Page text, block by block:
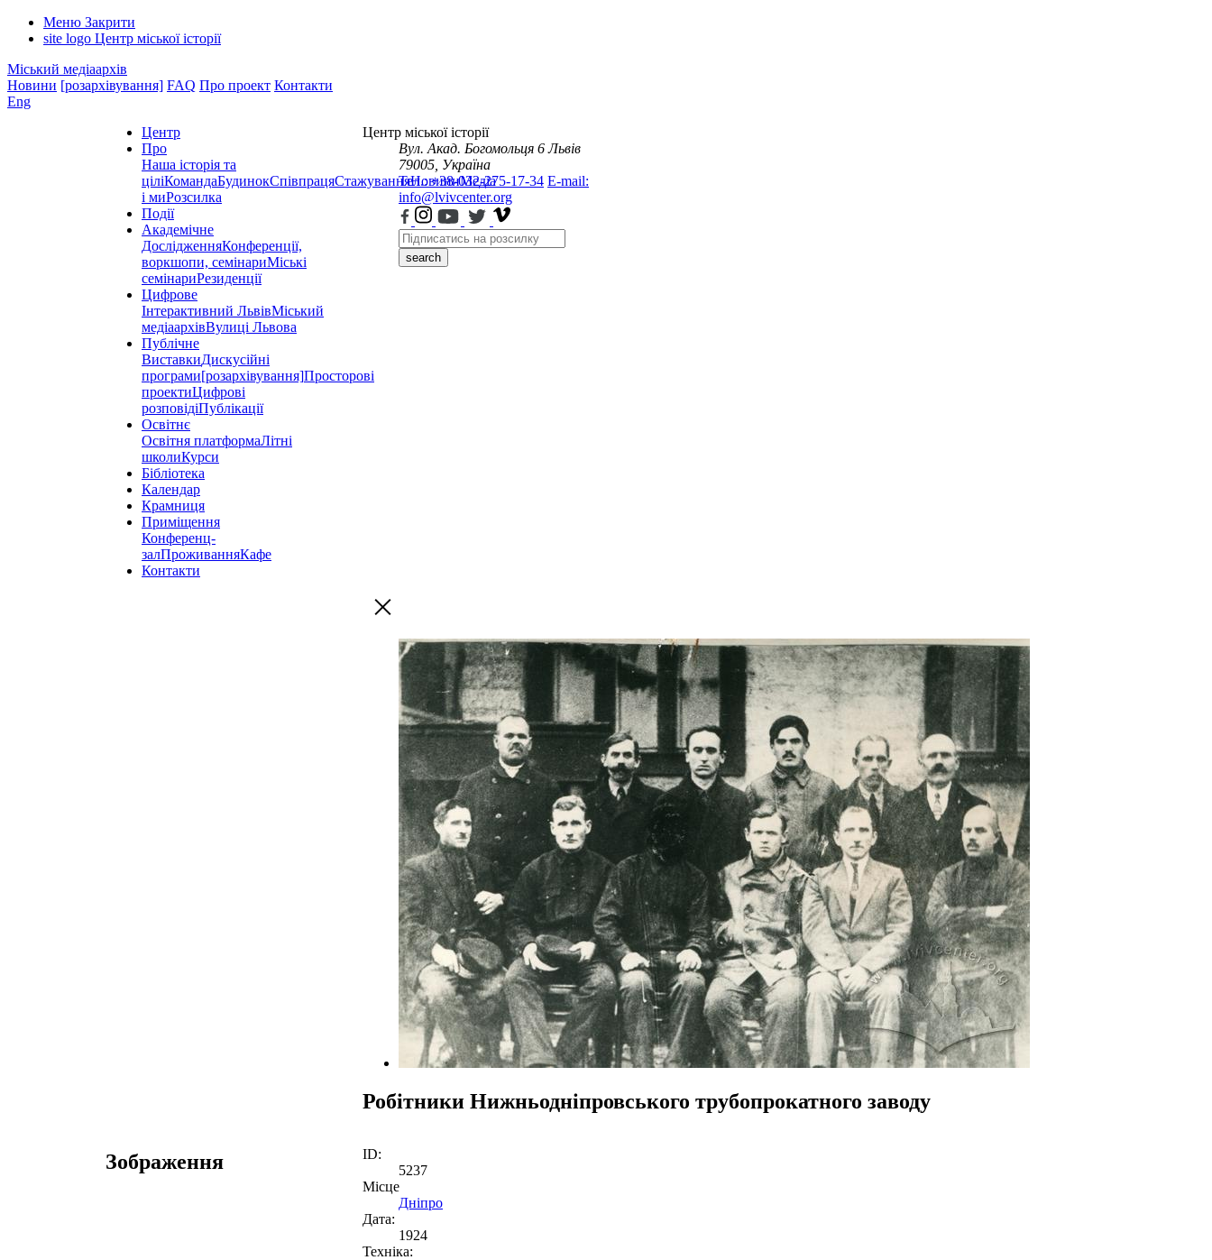
Меню Закрити
site logo Центр міської історії
Міський медіаархів
Новини [розархівування] FAQ Про проект Контакти
Eng
Центр
Про
Наша історія та
ціліКомандаБудинокСпівпрацяСтажуванняНовиниМедіа
і миРозсилка
Події
Академічне
ДослідженняКонференції,
воркшопи, семінариМіські
семінариРезиденції
Цифрове
Інтерактивний ЛьвівМіський
медіаархівВулиці Львова
Публічне
ВиставкиДискусійні
програми[розархівування]Просторові
проектиЦифрові
розповідіПублікації
Освітнє
Освітня платформаЛітні
школиКурси
Бібліотека
Календар
Крамниця
Приміщення
Конференц-
залПроживанняКафе
Контакти
Центр міської історії
Вул. Акад. Богомольця 6 Львів
79005, Україна
Тел.: +38-032-275-17-34 E-mail:
info@lvivcenter.org
search
Робітники Нижньодніпровського трубопрокатного заводу
Зображення
ID:
5237
Місце
Дніпро
Дата:
1924
Техніка: